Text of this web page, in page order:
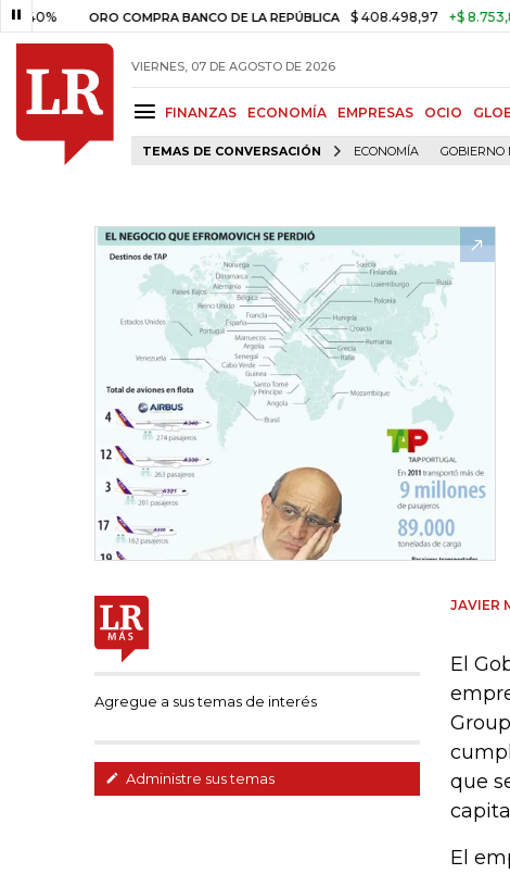
ORO COMPRA BANCO DE LA REPÚBLICA $ 408.498,97 +$ 8.753,81
VIERNES, 07 DE AGOSTO DE 2026
FINANZAS ECONOMÍA EMPRESAS OCIO
TEMAS DE CONVERSACIÓN ECONOMÍA GOBIERNO
Agregue a sus temas de interés
Administre sus temas
JAVIER
El
que
El